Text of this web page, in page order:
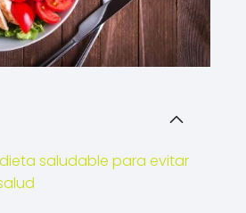
saludable para evitar